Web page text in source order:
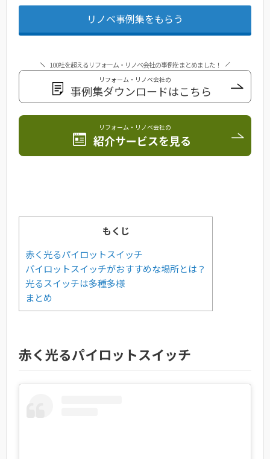
リノベ事例集をもらう
100社を超えるリフォーム・リノベ会社の事例をまとめました！
リフォーム・リノベ会社の
事例集ダウンロードはこちら
リフォーム・リノベ会社の
紹介サービスを見る
もくじ
赤く光るパイロットスイッチ
パイロットスイッチがおすすめな場所とは？
光るスイッチは多種多様
まとめ
赤く光るパイロットスイッチ